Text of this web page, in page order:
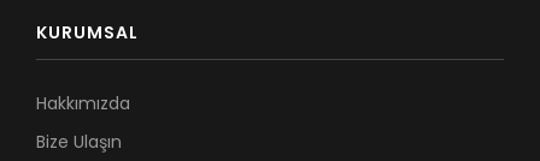
KURUMSAL
Hakkımızda
Bize Ulaşın